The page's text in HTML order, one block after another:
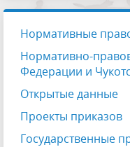
Нормативные
Нормативно-
Федерации и
Открытые данные
Проекты приказов
Государственные